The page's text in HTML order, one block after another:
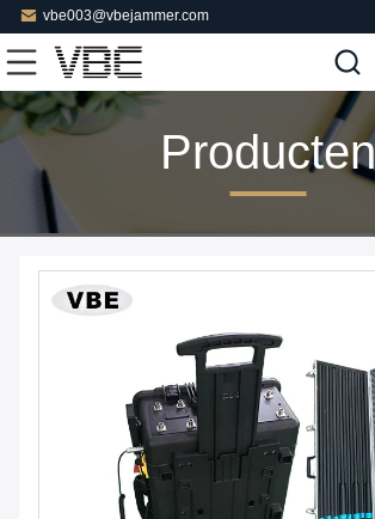
vbe003@vbejammer.com
Producten